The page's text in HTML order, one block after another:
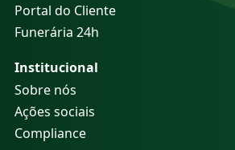
Portal do Cliente
Funerária 24h
Institucional
Sobre nós
Ações sociais
Compliance